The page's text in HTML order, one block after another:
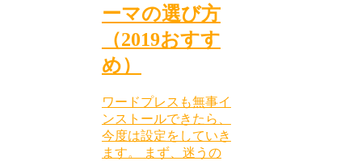
ーマの選び方
（2019おすす
め）
ワードプレスも無事イ
ンストールできたら、
今度は設定をしていき
ます。 まず、迷うの